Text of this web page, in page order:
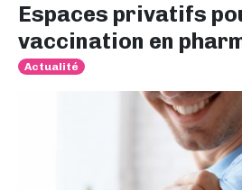
Espaces privatifs
vaccination en
Actualité